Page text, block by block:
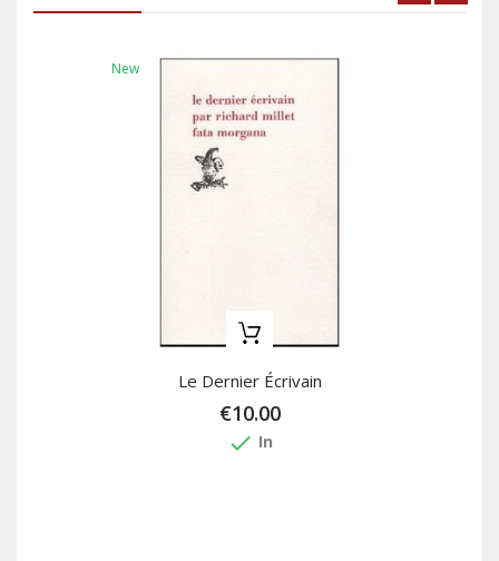
New
Le Dernier Écrivain
€10.00
done In